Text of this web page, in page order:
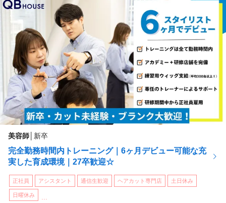
茨城県水戸市
(内原駅 徒歩 13分)
QBハウス イーアスつくば店
茨城県つくば市 (研究学園駅 徒歩 15分)
...他
美容師 新卒
完全勤務時間内トレーニング｜6ヶ月デビュー可能な充
実した育成環境｜27卒歓迎☆
正社員 アシスタント 通信生歓迎 ヘアカット専門店 土日休み
日曜休み